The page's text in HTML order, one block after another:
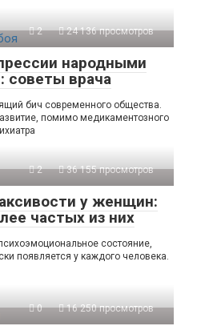
2 24 136 просмотров
народными
советы врача
бич современного общества.
помимо медикаментозного
2 36 155 просмотров
у женщин:
частых из них
состояние,
появляется у каждого человека.
0 16 250 просмотров